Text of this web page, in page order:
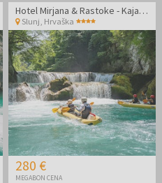
Hotel Mirjana & Rastoke - Kajakaštvo po čudoviti reki Mrežnici
Slunj Hrvaška
280 €
MEGABON CENA